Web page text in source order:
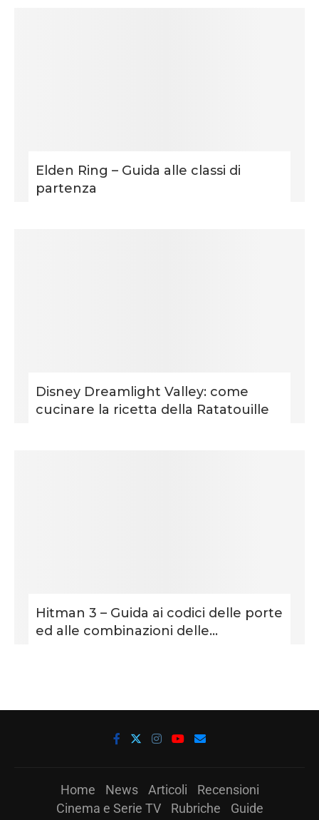
Elden Ring – Guida alle classi di
partenza
Disney Dreamlight Valley: come
cucinare la ricetta della Ratatouille
Hitman 3 – Guida ai codici delle porte
ed alle combinazioni delle...
Home News Articoli
Recensioni
Cinema e Serie TV
Rubriche
Guide